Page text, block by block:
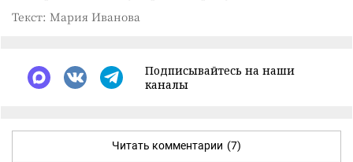
Текст: Мария Иванова
Подписывайтесь на наши
каналы
Читать комментарии (7)